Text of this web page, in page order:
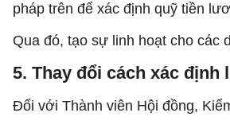
pháp trên để xác định quỹ tiền
Qua đó, tạo sự linh hoạt cho các
5. Thay đổi cách xác
Đối với Thành viên Hội đồng,